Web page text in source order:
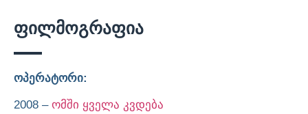
ფილმოგრაფია
ოპერატორი:
2008 – ომში ყველა კვდება